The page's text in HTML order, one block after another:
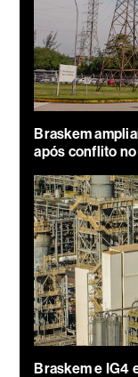
Braskem
após conflito
Braskem e IG4